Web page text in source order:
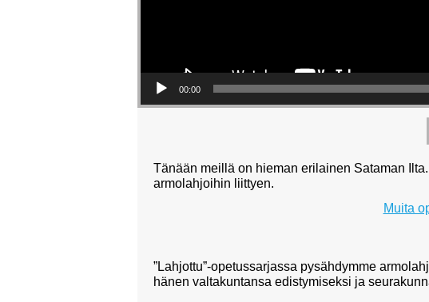
00:00
Tänään meillä on hieman erilainen Sataman
armolahjoihin liittyen.
Muita
”Lahjottu”-opetussarjassa pysähdymme
hänen valtakuntansa edistymiseksi ja